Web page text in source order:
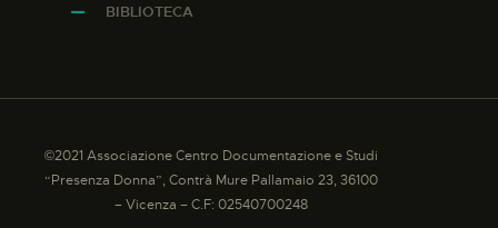
BIBLIOTECA
©2021 Associazione Centro Documentazione e Studi
“Presenza Donna”, Contrà Mure Pallamaio 23, 36100
– Vicenza – C.F: 02540700248